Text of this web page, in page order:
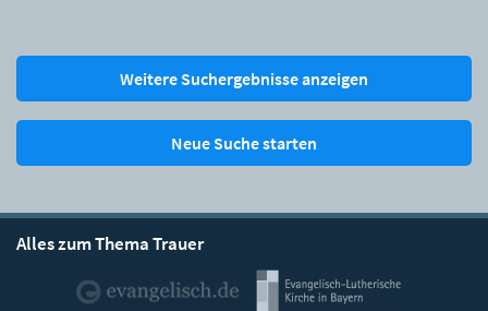
Weitere Suchergebnisse anzeigen
Neue Suche starten
Alles zum Thema Trauer